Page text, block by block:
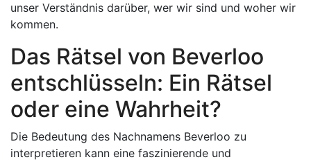
unser Verständnis darüber, wer wir sind und woher wir
kommen.
Das Rätsel von Beverloo
entschlüsseln: Ein Rätsel
oder eine Wahrheit?
Die Bedeutung des Nachnamens Beverloo zu
interpretieren kann eine faszinierende und